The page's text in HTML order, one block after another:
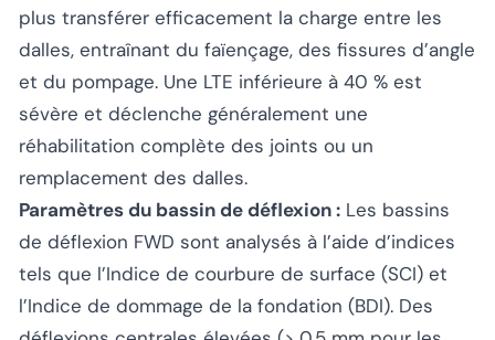
plus transférer efficacement la charge entre les
dalles, entraînant du faïençage, des fissures d’angle
et du pompage. Une LTE inférieure à 40 % est
sévère et déclenche généralement une
réhabilitation complète des joints ou un
remplacement des dalles.
Paramètres du bassin de déflexion : Les bassins
de déflexion FWD sont analysés à l’aide d’indices
tels que l’Indice de courbure de surface (SCI) et
l’Indice de dommage de la fondation (BDI). Des